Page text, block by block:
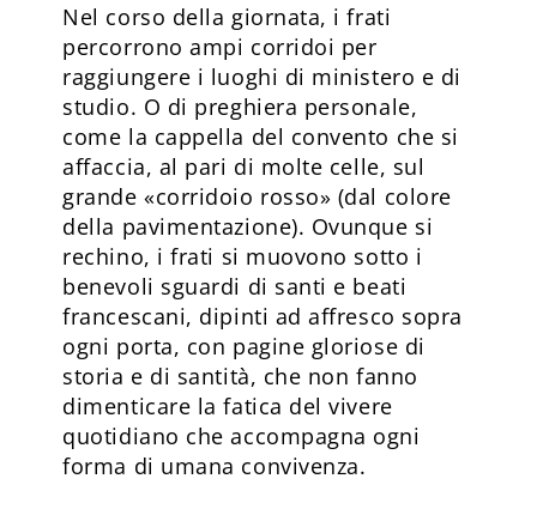
Nel corso della giornata, i frati
percorrono ampi corridoi per
raggiungere i luoghi di ministero e di
studio. O di preghiera personale,
come la cappella del convento che si
affaccia, al pari di molte celle, sul
grande «corridoio rosso» (dal colore
della pavimentazione). Ovunque si
rechino, i frati si muovono sotto i
benevoli sguardi di santi e beati
francescani, dipinti ad affresco sopra
ogni porta, con pagine gloriose di
storia e di santità, che non fanno
dimenticare la fatica del vivere
quotidiano che accompagna ogni
forma di umana convivenza.